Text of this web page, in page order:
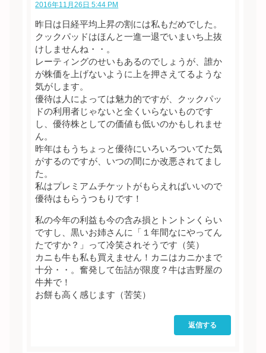
2016年11月26日 5:44 PM
昨日は日経平均上昇の割には私もだめでした。
クックパッドはほんと一進一退でいまいち上抜
けしませんね・・。
レーティングのせいもあるのでしょうが、誰か
が株価を上げないように上を押さえてるような
気がします。
優待は人によっては魅力的ですが、クックパッ
ドの利用者じゃないと全くいらないものです
し、優待株としての価値も低いのかもしれませ
ん。
昨年はもうちょっと優待にいろいろついてた気
がするのですが、いつの間にか改悪されてまし
た。
私はプレミアムチケットがもらえればいいので
優待はもらうつもりです！
私の今年の利益も今の含み損とトントンくらい
ですし、黒いお姉さんに「１年間なにやってん
たですか？」って冷笑されそうです（笑）
カニも牛も私も買えません！カニはカニかまで
十分・・。奮発して缶詰が限度？牛は吉野屋の
牛丼で！
お餅も高く感じます（苦笑）
返信する